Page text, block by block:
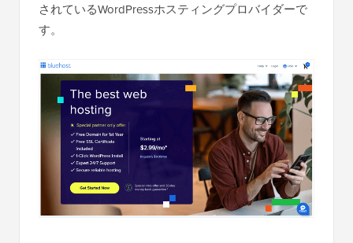
されているWordPressホスティングプロバイダーで
す。